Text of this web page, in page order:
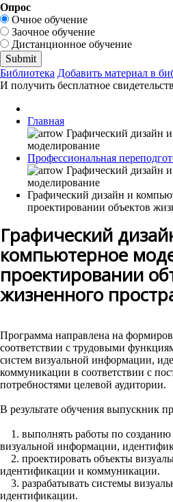
Опрос
Очное обучение
Заочное обучение
Дистанционное обучение
Библиотека Добавить материал в
И получить бесплатное
Главная
Профессиональная
Графический дизайн и
проектировании объектов
Графический
компьютерное
проектировании
жизненного
Программа направлена на
соответствии с трудовыми
систем визуальной информации,
коммуникации в соответствии с
потребностями целевой аудитории.
В результате обучения выпускник
1. выполнять работы по созданию
визуальной информации,
2. проектировать объекты
идентификации и коммуникации.
3. разрабатывать системы
идентификации.